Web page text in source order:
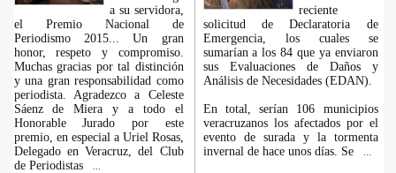
a su servidora,
el Premio Nacional de
Periodismo 2015... Un gran
honor, respeto y compromiso.
Muchas gracias por tal distinción
y una gran responsabilidad como
periodista. Agradezco a Celeste
Sáenz de Miera y a todo el
Honorable Jurado por este
premio, en especial a Uriel Rosas,
Delegado en Veracruz, del Club
de Periodistas
reciente
solicitud de Declaratoria de
Emergencia, los cuales se
sumarían a los 84 que ya enviaron
sus Evaluaciones de Daños y
Análisis de Necesidades (EDAN).
En total, serían 106 municipios
veracruzanos los afectados por el
evento de surada y la tormenta
invernal de hace unos días. Se